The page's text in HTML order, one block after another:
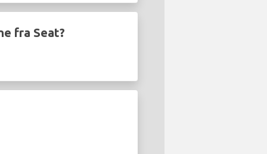
fra Seat?